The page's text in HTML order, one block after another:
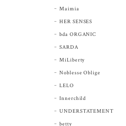
Maimia
HER SENSES
bda ORGANIC
SARDA
MiLiberty
Noblesse Oblige
LELO
Innerchild
UNDERSTATEMENT
betty